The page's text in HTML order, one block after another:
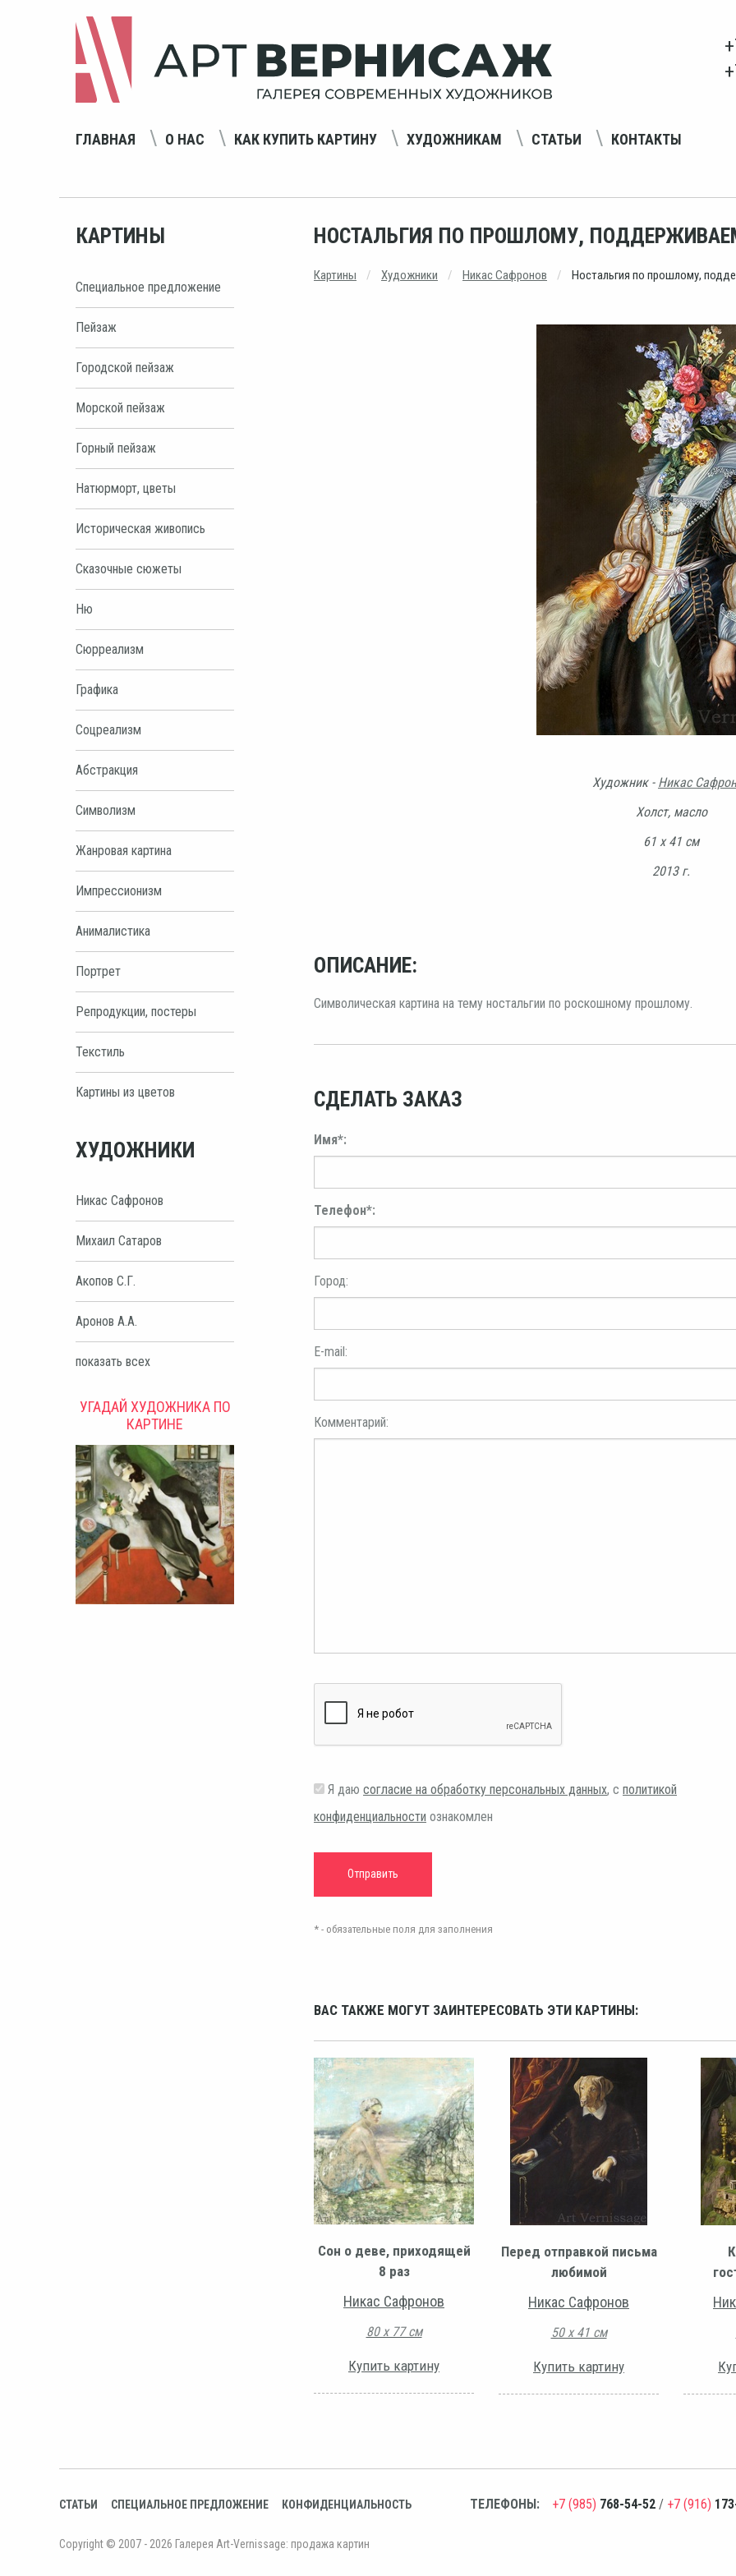
ГЛАВНАЯ О НАС КАК КУПИТЬ КАРТИНУ ХУДОЖНИКАМ СТАТЬИ КОНТАКТЫ
КАРТИНЫ
Специальное предложение
Пейзаж
Городской пейзаж
Морской пейзаж
Горный пейзаж
Натюрморт, цветы
Историческая живопись
Сказочные сюжеты
Ню
Сюрреализм
Графика
Соцреализм
Абстракция
Символизм
Жанровая картина
Импрессионизм
Анималистика
Портрет
Репродукции, постеры
Текстиль
Картины из цветов
ХУДОЖНИКИ
Никас Сафронов
Михаил Сатаров
Акопов С.Г.
Аронов А.А.
показать всех
УГАДАЙ ХУДОЖНИКА ПО
КАРТИНЕ
НОСТАЛЬГИЯ ПО ПРОШЛОМУ,
Картины Художники Никас Сафронов Ностальгия по прошлому,
Художник - Никас
Холст, масло
61 х 41 см
2013 г.
ОПИСАНИЕ:
Символическая картина на тему ностальгии по роскошному прошлому.
СДЕЛАТЬ ЗАКАЗ
Имя*:
Телефон*:
Город:
E-mail:
Комментарий:
Я даю согласие на обработку персональных данных, с политикой
конфиденциальности ознакомлен
* - обязательные поля для заполнения
ВАС ТАКЖЕ МОГУТ ЗАИНТЕРЕСОВАТЬ ЭТИ КАРТИНЫ:
Сон о деве, приходящей
8 раз
Никас Сафронов
80 х 77 см
Купить картину
Перед отправкой письма
любимой
Никас Сафронов
50 х 41 см
Купить картину
СТАТЬИ СПЕЦИАЛЬНОЕ ПРЕДЛОЖЕНИЕ КОНФИДЕНЦИАЛЬНОСТЬ ТЕЛЕФОНЫ: +7 (985) 768-54-52 / +7 (916)
Copyright © 2007 - 2026 Галерея Art-Vernissage: продажа картин